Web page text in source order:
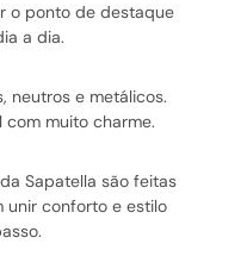
o ponto de destaque
a dia.
neutros e metálicos.
com muito charme.
Sapatella são feitas
unir conforto e estilo